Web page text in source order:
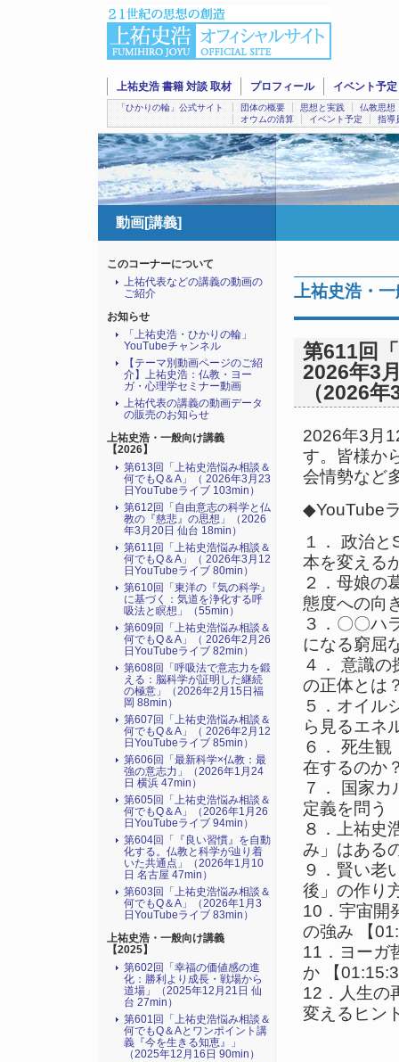
上祐史浩 書籍 対談 取材 プロフィール イベント予定
「ひかりの輪」公式サイト 団体の概要 思想と実践
仏教思想
オウムの清算
イベント予定 指導
動画[講義]
上祐史浩・
第611回
2026年3
（2026
2026年3月
す。皆様か
会情勢など
◆YouTube
１． 政治
本を変える
２．母娘の
態度への向
３．〇〇ハ
になる窮屈
４． 意識
の正体とは
５．オイル
ら見るエネ
６． 死生
在するのか
７． 国家
定義を問う
８．上祐史
み」はある
９．賢い老
後」の作り
10．宇宙開
の強み 【
11．ヨーガ
か 【
12．人生の
変えるヒン
このコーナーについて
上祐代表などの講義の動画の
ご紹介
お知らせ
「上祐史浩・ひかりの輪」
YouTubeチャンネル
【テーマ別動画ページのご紹
介】上祐史浩：仏教・ヨー
ガ・心理学セミナー動画
上祐代表の講義の動画データ
の販売のお知らせ
上祐史浩・一般向け講義
【2026】
第613回「上祐史浩悩み相談＆
何でもQ＆A」（ 2026年3月23
日YouTubeライブ 103min）
第612回「自由意志の科学と仏
教の『慈悲』の思想」（2026
年3月20日 仙台 18min）
第611回「上祐史浩悩み相談＆
何でもQ＆A」（ 2026年3月12
日YouTubeライブ 80min）
第610回「東洋の『気の科学』
に基づく：気道を浄化する呼
吸法と瞑想」（55min）
第609回「上祐史浩悩み相談＆
何でもQ＆A」（ 2026年2月26
日YouTubeライブ 82min）
第608回「呼吸法で意志力を鍛
える：脳科学が証明した継続
の極意」（2026年2月15日福
岡 88min）
第607回「上祐史浩悩み相談＆
何でもQ＆A」（ 2026年2月12
日YouTubeライブ 85min）
第606回「最新科学×仏教：最
強の意志力」（2026年1月24
日 横浜 47min）
第605回「上祐史浩悩み相談＆
何でもQ＆A」（2026年1月26
日YouTubeライブ 94min）
第604回「『良い習慣』を自動
化する。仏教と科学が辿り着
いた共通点」（2026年1月10
日 名古屋 47min）
第603回「上祐史浩悩み相談＆
何でもQ＆A」（2026年1月3
日YouTubeライブ 83min）
上祐史浩・一般向け講義
【2025】
第602回「幸福の価値感の進
化：勝利より成長・戦場から
道場」（2025年12月21日 仙
台 27min）
第601回「上祐史浩悩み相談＆
何でもQ＆Aとワンポイント講
義『今を生きる知恵』」
（2025年12月16日 90min）